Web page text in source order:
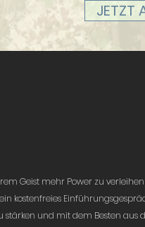
JETZT
Geist mehr Power zu
kostenfreies
stärken und mit dem Besten aus